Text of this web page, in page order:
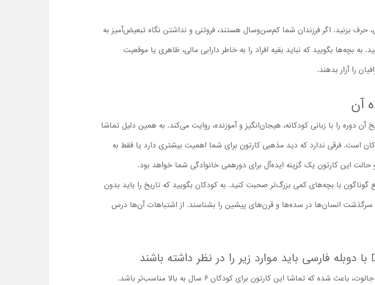
حرف بزنید. اگر فرزندان شما کم‌سن‌وسال هستند، فروتنی و نداشتن نگاه تبعیض‌آمیز به
بچه‌ها بگویید که نباید بقیه افراد را به خاطر دارایی مالی، ظاهری یا موقعیت
را آزار بدهند.
آن
آن دوره را با زبانی کودکانه، هیجان‌انگیز و آموزنده، روایت می‌کند. به همین دلیل تماشا
است. فرقی ندارد که دید مذهبی کارتون برای شما اهمیت بیشتری دارد یا فقط به
این کارتون یک گزینه ایده‌آل برای دورهمی خانوادگی شما خواهد بود.
با بچه‌های کمی بزرگ‌تر صحبت کنید. به کودکان بگویید که تاریخ را باید بدون
سرگذشت انسان‌ها در سده‌ها و قرن‌های پیشین را بشناسند. از اشتباهات آن‌ها درس
تماشا این کارتون برای کودکان 6 سال به بالا مناسب‌تر باشد.